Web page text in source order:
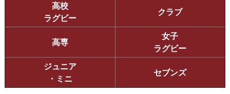
高校
ラグビー
クラブ
高専
女子
ラグビー
ジュニア
・ミニ
セブンズ